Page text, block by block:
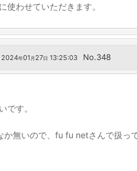
使わせていただきます。
2024年01 月27日 13:25:03 No.348
です。
無いので、fu fu netさんで扱っ